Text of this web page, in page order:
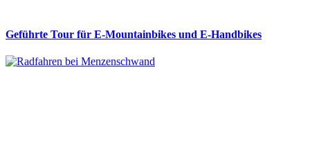
Geführte Tour für E-Mountainbikes und E-Handbikes